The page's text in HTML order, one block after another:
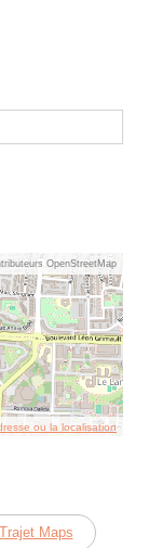
OpenStreetMap
ou la localisation
Trajet Maps